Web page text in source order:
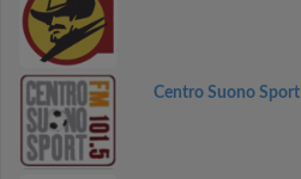
Centro Suono Sport